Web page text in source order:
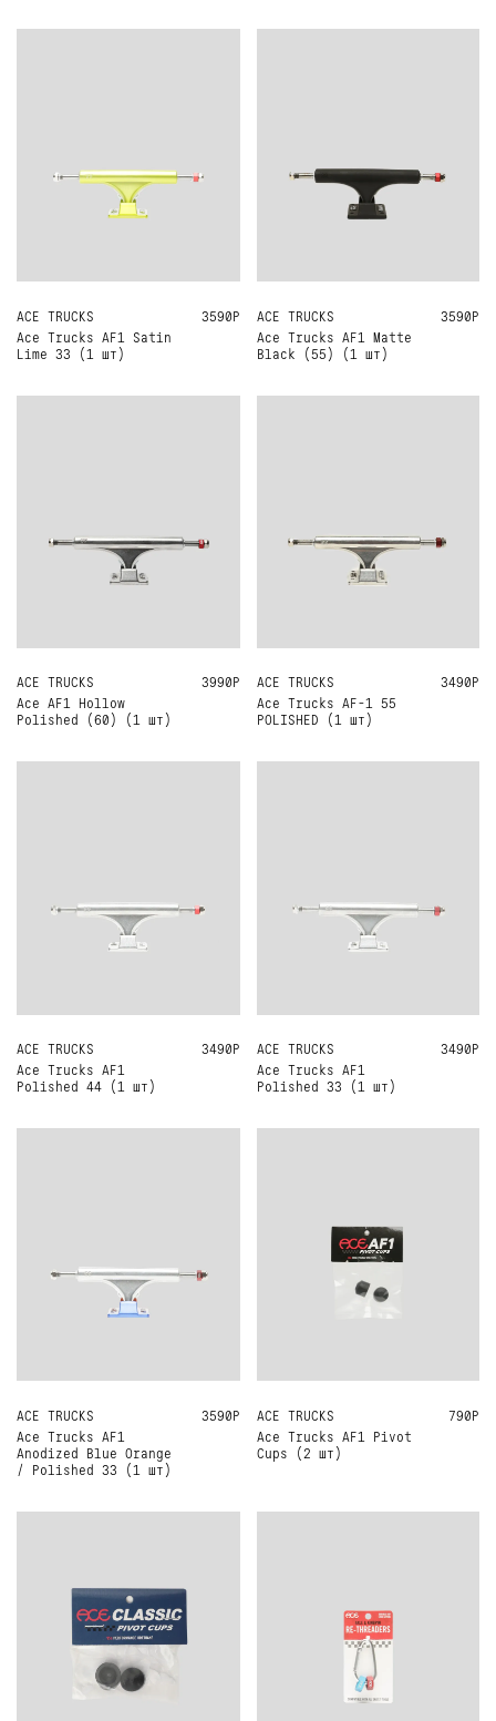
ACE TRUCKS
Ace Trucks AF1 Satin
Lime 33 (1 шт)
33 3590Р
ACE TRUCKS
Ace Trucks AF1 Matte
Black (55) (1 шт)
55 3590Р
ACE TRUCKS
Ace AF1 Hollow
Polished (60) (1 шт)
60 3990Р
ACE TRUCKS
Ace Trucks AF-1 55
POLISHED (1 шт)
55 3490Р
ACE TRUCKS
Ace Trucks AF1
Polished 44 (1 шт)
44 3490Р
ACE TRUCKS
Ace Trucks AF1
Polished 33 (1 шт)
33 3490Р
ACE TRUCKS
Ace Trucks AF1
Anodized Blue Orange
/ Polished 33 (1 шт)
33 3590Р
ACE TRUCKS
Ace Trucks AF1 Pivot
Cups (2 шт)
ONE SIZE 790Р